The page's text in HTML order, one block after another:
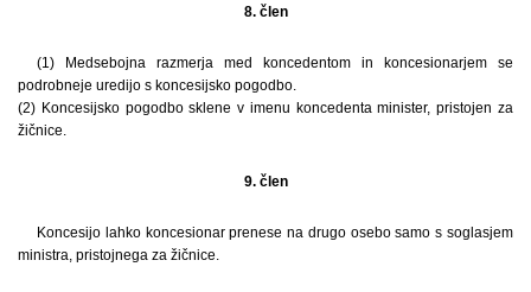
8. člen
(1) Medsebojna razmerja med koncedentom in koncesionarjem se
podrobneje uredijo s koncesijsko pogodbo.
(2) Koncesijsko pogodbo sklene v imenu koncedenta minister, pristojen za
žičnice.
9. člen
Koncesijo lahko koncesionar prenese na drugo osebo samo s soglasjem
ministra, pristojnega za žičnice.